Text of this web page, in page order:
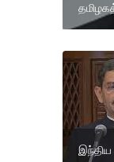
இந்திய